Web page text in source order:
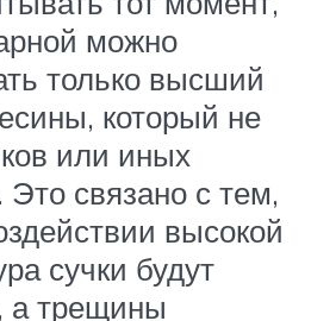
можно
только высший
который не
или иных
связано с тем,
высокой
сучки будут
а трещины